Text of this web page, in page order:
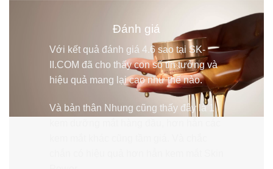
Đánh giá
Với kết quả đánh giá 4.6 sao tạiSK-
II.COM đã cho thấy con số tin tưởng và
hiệu quả mang lại cao như thế nào.
Và bản thân Nhung cũng thấy đây là 1